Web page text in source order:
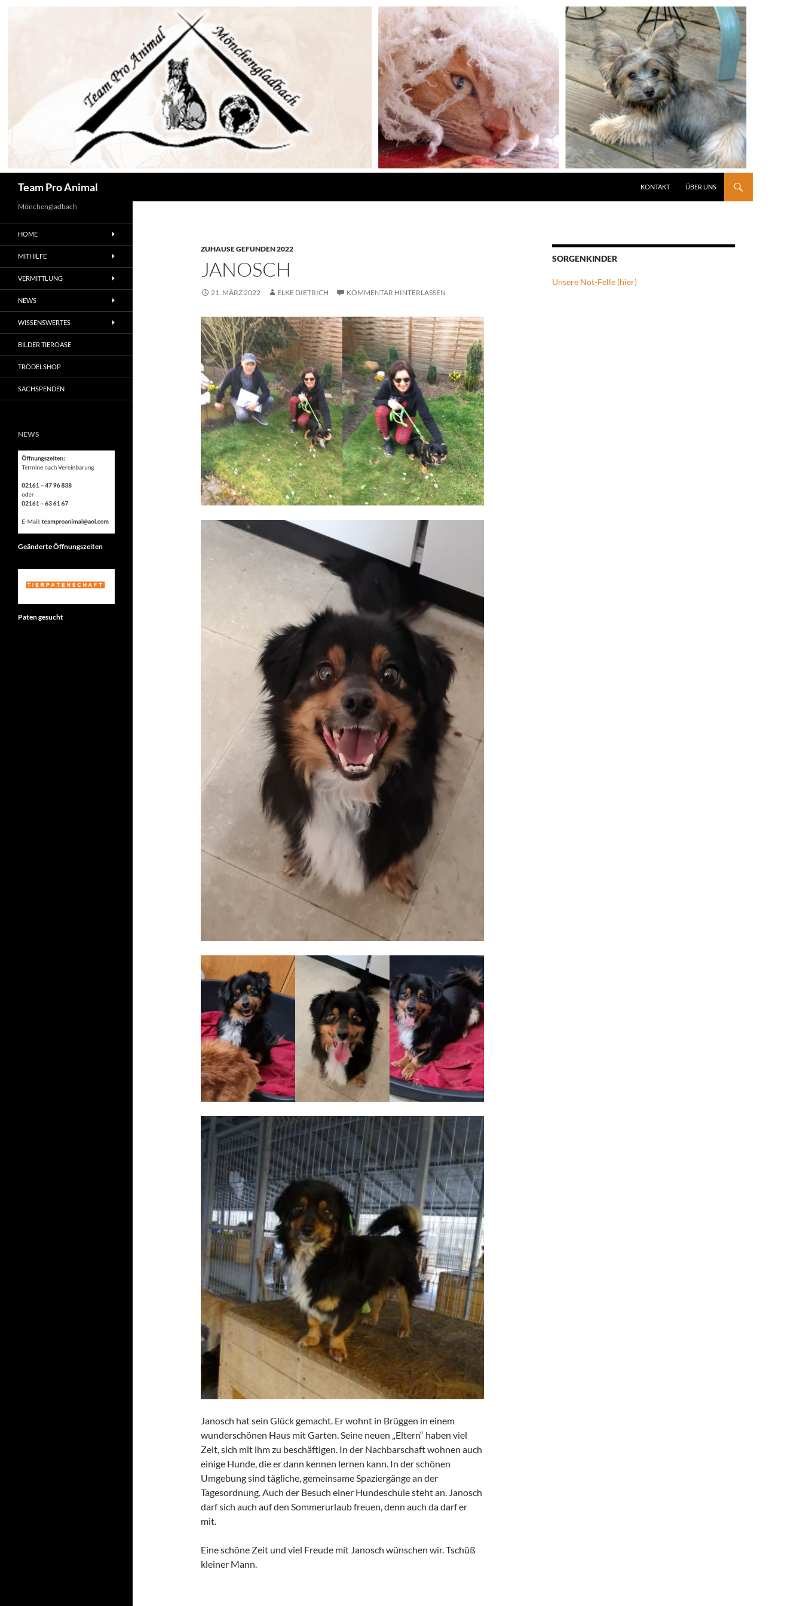
Team Pro Animal KONTAKT ÜBER UNS
ZUHAUSE GEFUNDEN 2022
JANOSCH
21. MÄRZ 2022 ELKE DIETRICH KOMMENTAR HINTERLASSEN
Janosch hat sein Glück gemacht. Er wohnt in Brüggen in einem
wunderschönen Haus mit Garten. Seine neuen „Eltern“ haben viel
Zeit, sich mit ihm zu beschäftigen. In der Nachbarschaft wohnen auch
einige Hunde, die er dann kennen lernen kann. In der schönen
Umgebung sind tägliche, gemeinsame Spaziergänge an der
Tagesordnung. Auch der Besuch einer Hundeschule steht an. Janosch
darf sich auch auf den Sommerurlaub freuen, denn auch da darf er
mit.
Eine schöne Zeit und viel Freude mit Janosch wünschen wir. Tschüß
kleiner Mann.
SORGENKINDER
Unsere Not-Felle (hier)
Mönchengladbach
HOME
MITHILFE
VERMITTLUNG
NEWS
WISSENSWERTES
BILDER TIEROASE
TRÖDELSHOP
SACHSPENDEN
NEWS
Geänderte Öffnungszeiten
Paten gesucht